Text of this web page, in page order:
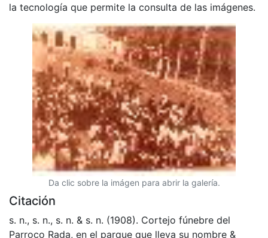
la tecnología que permite la consulta de las imágenes.
Da clic sobre la imágen para abrir la galería.
Citación
s. n., s. n., s. n. & s. n. (1908). Cortejo fúnebre del
Parroco Rada, en el parque que lleva su nombre &